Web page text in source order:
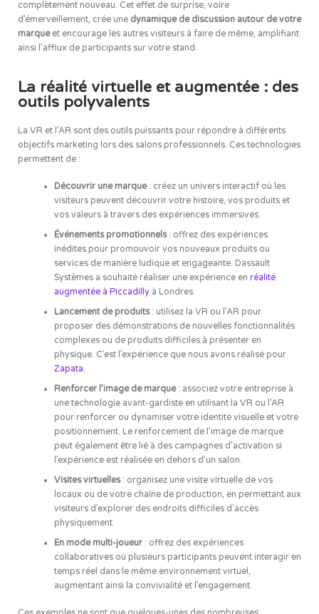
complètement nouveau. Cet effet de surprise, voire
d’émerveillement, crée une dynamique de discussion autour de votre
marqueet encourage les autres visiteurs à faire de même, amplifiant
ainsi l’afflux de participants sur votre stand.
La réalité virtuelle et augmentée : des
outils polyvalents
La VR et l’AR sont des outils puissants pour répondre à différents
objectifs marketing lors des salons professionnels. Ces technologies
permettent de :
Découvrir une marque: créez un univers interactif où les
visiteurs peuvent découvrir votre histoire, vos produits et
vos valeurs à travers des expériences immersives.
Événements promotionnels: offrez des expériences
inédites pour promouvoir vos nouveaux produits ou
services de manière ludique et engageante. Dassault
Systèmes a souhaité réaliser une expérience en réalité
augmentée à Piccadillyà Londres.
Lancement de produits: utilisez la VR ou l’AR pour
proposer des démonstrations de nouvelles fonctionnalités
complexes ou de produits difficiles à présenter en
physique. C’est l’expérience que nous avons réalisé pour
Zapata.
Renforcer l’image de marque: associez votre entreprise à
une technologie avant-gardiste en utilisant la VR ou l’AR
pour renforcer ou dynamiser votre identité visuelle et votre
positionnement. Le renforcement de l’image de marque
peut également être lié à des campagnes d’activation si
l’expérience est réalisée en dehors d’un salon.
Visites virtuelles: organisez une visite virtuelle de vos
locaux ou de votre chaîne de production, en permettant aux
visiteurs d’explorer des endroits difficiles d’accès
physiquement.
En mode multi-joueur: offrez des expériences
collaboratives où plusieurs participants peuvent interagir en
temps réel dans le même environnement virtuel,
augmentant ainsi la convivialité et l’engagement.